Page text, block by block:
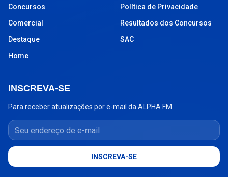
Concursos
Comercial
Destaque
Home
Política de Privacidade
Resultados dos Concursos
SAC
INSCREVA-SE
Para receber atualizações por e-mail da ALPHA FM
Seu endereço de e-mail
INSCREVA-SE